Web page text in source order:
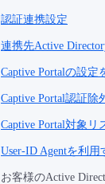
認証連携設定
連携先Active
Captive Portalの設
Captive Portal認証
Captive Portal対象
User-ID Agentを利
お客様のActive